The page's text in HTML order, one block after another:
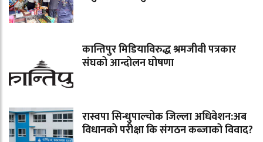
कान्तिपुर मिडियाविरुद्ध श्रमजीवी पत्रकार
संघको आन्दोलन घोषणा
रास्वपा सिन्धुपाल्चोक जिल्ला अधिवेशन:अब
विधानको परीक्षा कि संगठन कब्जाको विवाद?